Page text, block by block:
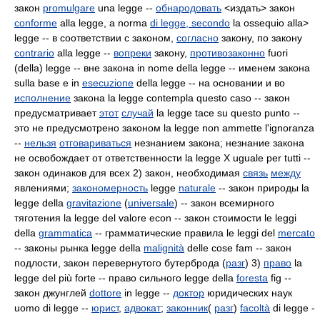
закон promulgare una legge -- обнародовать <издать> закон
conforme alla legge, a norma di legge, secondo la ossequio alla>
legge -- в соответствии с законом, согласно закону, по закону
contrario alla legge -- вопреки закону, противозаконно fuori
(della) legge -- вне закона in nome della legge -- именем закона
sulla base e in esecuzione della legge -- на основании и во
исполнение закона la legge contempla questo caso -- закон
предусматриваетэтот случай la legge tace su questo punto --
это не предусмотрено законом la legge non ammette l'ignoranza
-- нельзя отговариваться незнанием закона; незнание закона
не освобождает от ответственности la legge Х uguale per tutti --
закон одинаков для всех 2) закон, необходимая связь между
явлениями; закономерность legge naturale -- закон природы la
legge della gravitazione (universale) -- закон всемирного
тяготения la legge del valore econ -- закон стоимости le leggi
della grammatica -- грамматические правила le leggi del mercato
-- законы рынка legge della malignità delle cose fam -- закон
подлости, закон перевернутого бутерброда (разг) 3) право la
legge del più forte -- право сильного legge della foresta fig --
закон джунглей dottore in legge -- доктор юридических наук
uomo di legge -- юрист, адвокат; законник( разг) facoltà di legge -